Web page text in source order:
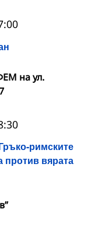
на ул.
римските
против вярата